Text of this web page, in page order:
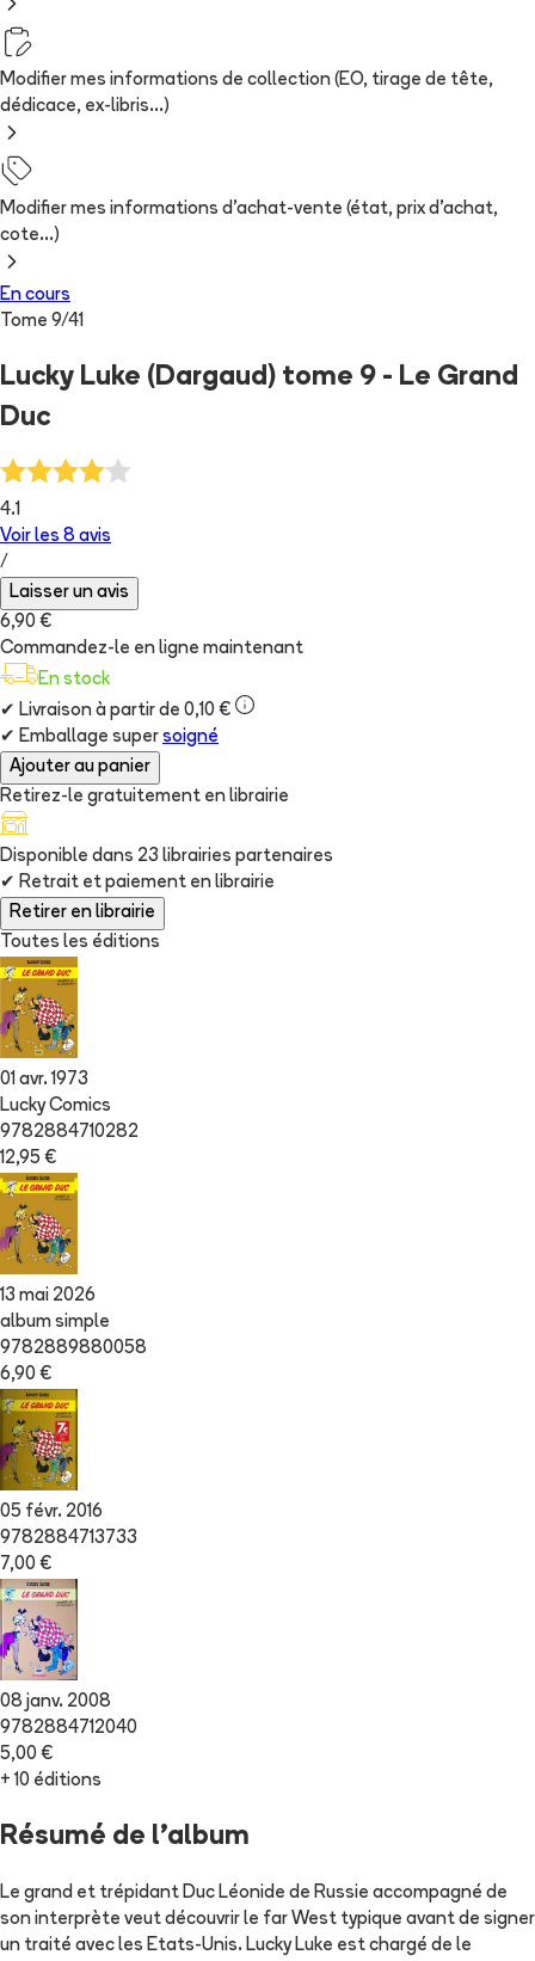
Modifier mes informations de collection (EO, tirage de tête,
dédicace, ex-libris...)
Modifier mes informations d'achat-vente (état, prix d'achat,
cote...)
En cours
Tome 9/41
Lucky Luke (Dargaud) tome 9 - Le Grand
Duc
4.1
Voir les 8 avis
/
Laisser un avis
6,90 €
Commandez-le en ligne maintenant
En stock
✔ Livraison à partir de 0,10 €
✔ Emballage super soigné
Ajouter au panier
Retirez-le gratuitement en librairie
Disponible dans 23 librairies partenaires
✔ Retrait et paiement en librairie
Retirer en librairie
Toutes les éditions
01 avr. 1973
Lucky Comics
9782884710282
12,95 €
13 mai 2026
album simple
9782889880058
6,90 €
05 févr. 2016
9782884713733
7,00 €
08 janv. 2008
9782884712040
5,00 €
+ 10 éditions
Résumé de l'album
Le grand et trépidant Duc Léonide de Russie accompagné de
son interprète veut découvrir le far West typique avant de signer
un traité avec les Etats-Unis. Lucky Luke est chargé de le